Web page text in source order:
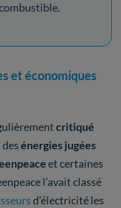
et économiques
critiqué
énergies jugées
et certaines
l’avait classé
d’électricité les